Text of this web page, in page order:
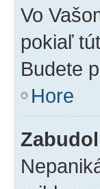
Vo
pokiaľ
Budete
Hore